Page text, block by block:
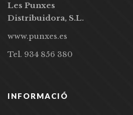
Les Punxes
Distribuidora, S.L.
www.punxes.es
Tel. 934 856 380
INFORMACIÓ